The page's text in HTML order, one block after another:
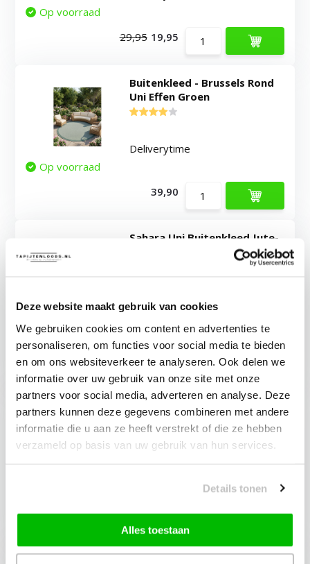
Deze website maakt gebruik van cookies
We gebruiken cookies om content en advertenties te
personaliseren, om functies voor social media te bieden
en om ons websiteverkeer te analyseren. Ook delen we
informatie over uw gebruik van onze site met onze
partners voor social media, adverteren en analyse. Deze
partners kunnen deze gegevens combineren met andere
informatie die u aan ze heeft verstrekt of die ze hebben
verzameld op basis van uw gebruik van hun services.
Details tonen
Alles toestaan
Op voorraad
29,95 19,95
Buitenkleed - Brussels Rond
Uni Effen Groen
Deliverytime
Op voorraad
39,90
Sahara Uni Buitenkleed Jute-
Look Weerbestendig
Op voorraad
34,90
Buitenkleed - Brussels Costa
Blocks Zwart Wit
39,90